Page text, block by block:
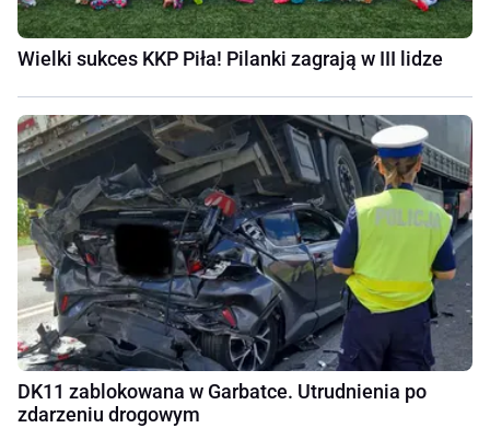
Wielki sukces KKP Piła! Pilanki zagrają w III lidze
DK11 zablokowana w Garbatce. Utrudnienia po
zdarzeniu drogowym